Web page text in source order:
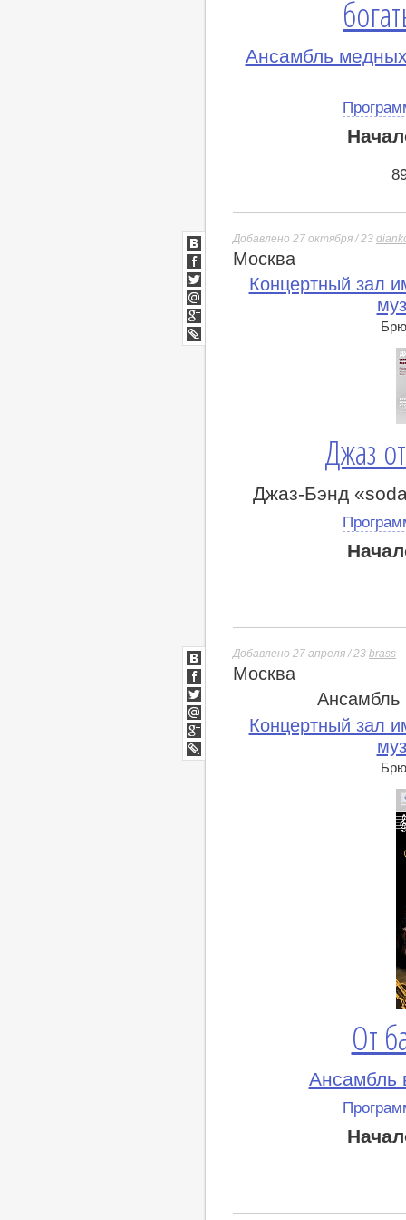
Ансамбль
Добавлено 27 октября / 23
Москва
Концертный зал
Джаз
Джаз-Бэнд
ВКонтакте
Facebook
Twitter
Мой
Мир
Google+
lj
Добавлено 27 апреля / 23 brass
Москва
Концертный зал
От
Ансамбль
ВКонтакте
Facebook
Twitter
Мой
Мир
Google+
lj